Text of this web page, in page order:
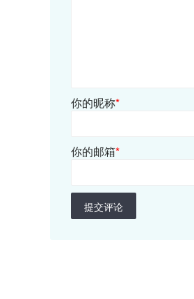
你的昵称*
你的邮箱*
提交评论